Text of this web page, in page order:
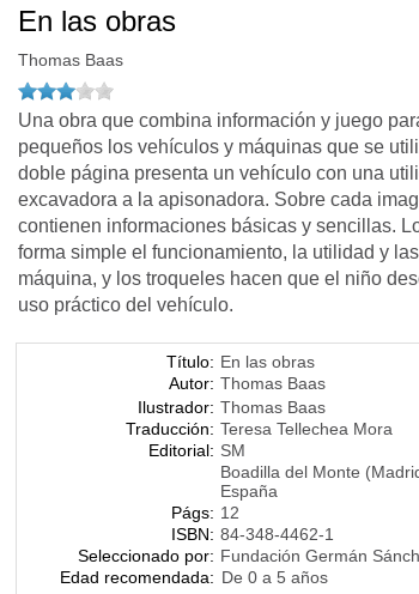
En las obras
Thomas Baas
Una obra que combina información y juego
pequeños los vehículos y máquinas que se
doble página presenta un vehículo con una
excavadora a la apisonadora. Sobre cada
contienen informaciones básicas y sencillas.
forma simple el funcionamiento, la utilidad y
máquina, y los troqueles hacen que el niño
uso práctico del vehículo.
Título: En las obras
Autor: Thomas Baas
Ilustrador: Thomas Baas
Traducción: Teresa Tellechea Mora
Editorial: SM
Boadilla del Monte
España
Págs: 12
ISBN: 84-348-4462-1
Seleccionado por: Fundación Germán
Edad recomendada: De 0 a 5 años